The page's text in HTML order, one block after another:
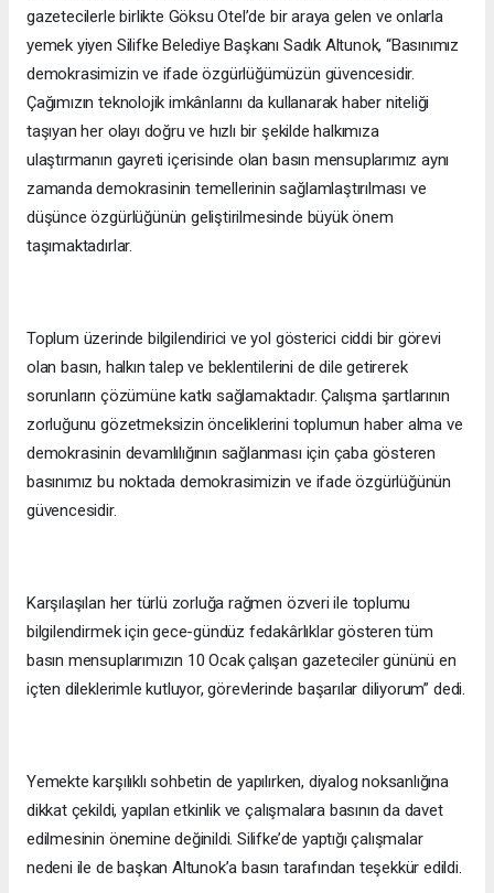
gazetecilerle birlikte Göksu Otel’de bir araya gelen ve onlarla
yemek yiyen Silifke Belediye Başkanı Sadık Altunok, “Basınımız
demokrasimizin ve ifade özgürlüğümüzün güvencesidir.
Çağımızın teknolojik imkânlarını da kullanarak haber niteliği
taşıyan her olayı doğru ve hızlı bir şekilde halkımıza
ulaştırmanın gayreti içerisinde olan basın mensuplarımız aynı
zamanda demokrasinin temellerinin sağlamlaştırılması ve
düşünce özgürlüğünün geliştirilmesinde büyük önem
taşımaktadırlar.
Toplum üzerinde bilgilendirici ve yol gösterici ciddi bir görevi
olan basın, halkın talep ve beklentilerini de dile getirerek
sorunların çözümüne katkı sağlamaktadır. Çalışma şartlarının
zorluğunu gözetmeksizin önceliklerini toplumun haber alma ve
demokrasinin devamlılığının sağlanması için çaba gösteren
basınımız bu noktada demokrasimizin ve ifade özgürlüğünün
güvencesidir.
Karşılaşılan her türlü zorluğa rağmen özveri ile toplumu
bilgilendirmek için gece-gündüz fedakârlıklar gösteren tüm
basın mensuplarımızın 10 Ocak çalışan gazeteciler gününü en
içten dileklerimle kutluyor, görevlerinde başarılar diliyorum” dedi.
Yemekte karşılıklı sohbetin de yapılırken, diyalog noksanlığına
dikkat çekildi, yapılan etkinlik ve çalışmalara basının da davet
edilmesinin önemine değinildi. Silifke’de yaptığı çalışmalar
nedeni ile de başkan Altunok’a basın tarafından teşekkür edildi.